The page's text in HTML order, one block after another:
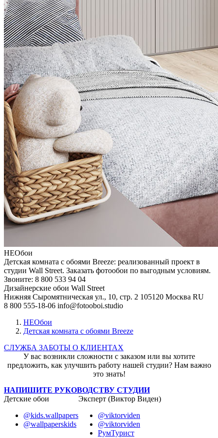
НЕОбои
Детская комната с обоями Breeze: реализованный проект в
студии Wall Street. Заказать фотообои по выгодным условиям.
Звоните: 8 800 533 94 04
Дизайнерские обои Wall Street
Нижняя Сыромятническая ул., 10, стр. 2 105120 Москва RU
8 800 555-18-06 info@fotooboi.studio
НЕОбои
Детская комната с обоями Breeze
СЛУЖБА ЗАБОТЫ О КЛИЕНТАХ
У вас возникли сложности с заказом или вы хотите
предложить, как улучшить работу нашей студии? Нам важно
это знать!
НАПИШИТЕ РУКОВОДСТВУ СТУДИИ
Детские обои
@kids.wallpapers
@wallpaperskids
Эксперт (Виктор Виден)
@viktorviden
@viktorviden
РумТурист